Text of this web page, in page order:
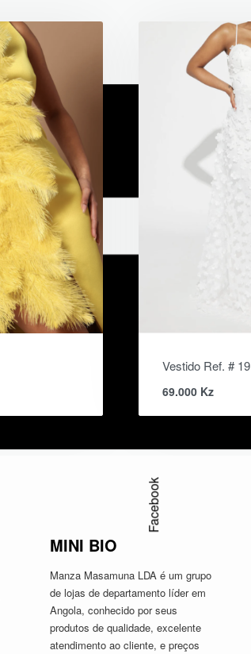
Vestido Ref. # 19
69.000 Kz
MINI BIO
Manza Masamuna LDA é um grupo
de lojas de departamento líder em
Angola, conhecido por seus
produtos de qualidade, excelente
atendimento ao cliente, e preços
Facebook